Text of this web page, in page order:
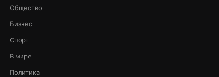
Общество
Бизнес
Спорт
В мире
Политика